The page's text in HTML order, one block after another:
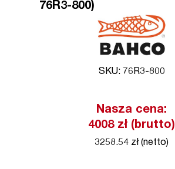
76R3-800)
SKU: 76R3-800
Nasza cena:
4008 zł (brutto)
3258.54 zł (netto)